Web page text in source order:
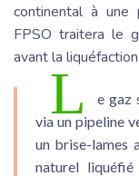
continental à une
FPSO traitera le
avant la liquéfaction.
L
e gaz
via un pipeline
un brise-lames
naturel